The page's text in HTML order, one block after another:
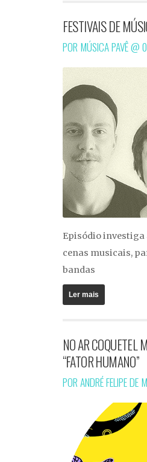
FESTIVAIS DE
POR MÚSICA PAVÊ @
Episódio investiga
cenas musicais,
bandas
Ler mais
NO AR COQUETEL
“FATOR HUMANO”
POR ANDRÉ FELIPE DE